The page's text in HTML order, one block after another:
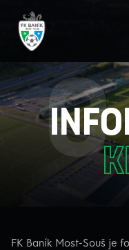
FK Baník Most-Souš je